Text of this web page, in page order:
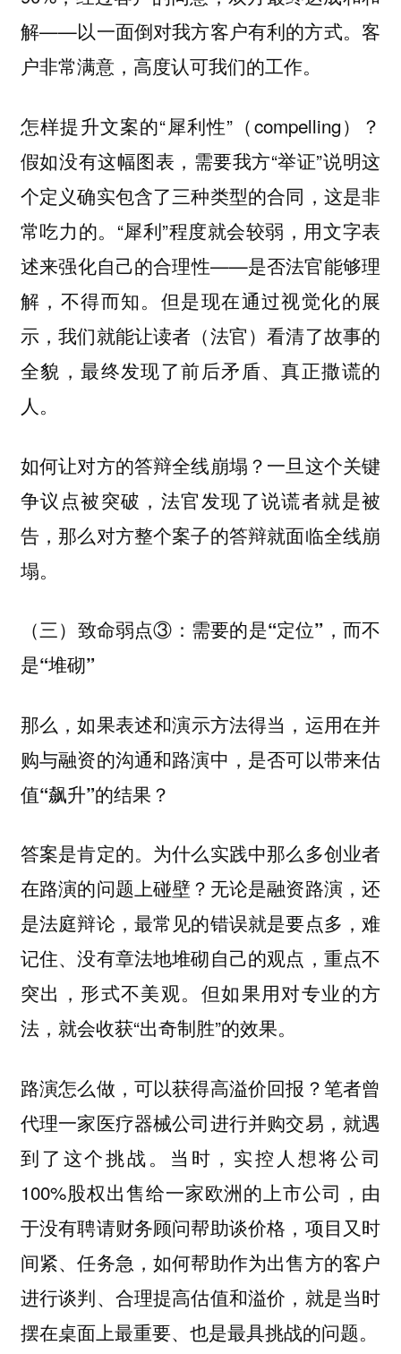
解——以一面倒对我方客户有利的方式。客
户非常满意，高度认可我们的工作。
怎样提升文案的“犀利性”（compelling）？
假如没有这幅图表，需要我方“举证”说明这
个定义确实包含了三种类型的合同，这是非
常吃力的。“犀利”程度就会较弱，用文字表
述来强化自己的合理性——是否法官能够理
解，不得而知。但是现在通过视觉化的展
示，我们就能让读者（法官）看清了故事的
全貌，最终发现了前后矛盾、真正撒谎的
人。
如何让对方的答辩全线崩塌？一旦这个关键
争议点被突破，法官发现了说谎者就是被
告，那么对方整个案子的答辩就面临全线崩
塌。
（三）致命弱点③：需要的是“定位”，而不
是“堆砌”
那么，如果表述和演示方法得当，运用在并
购与融资的沟通和路演中，是否可以带来估
值“飙升”的结果？
答案是肯定的。为什么实践中那么多创业者
在路演的问题上碰壁？无论是融资路演，还
是法庭辩论，最常见的错误就是要点多，难
记住、没有章法地堆砌自己的观点，重点不
突出，形式不美观。但如果用对专业的方
法，就会收获“出奇制胜”的效果。
路演怎么做，可以获得高溢价回报？笔者曾
代理一家医疗器械公司进行并购交易，就遇
到了这个挑战。当时，实控人想将公司
100%股权出售给一家欧洲的上市公司，由
于没有聘请财务顾问帮助谈价格，项目又时
间紧、任务急，如何帮助作为出售方的客户
进行谈判、合理提高估值和溢价，就是当时
摆在桌面上最重要、也是最具挑战的问题。